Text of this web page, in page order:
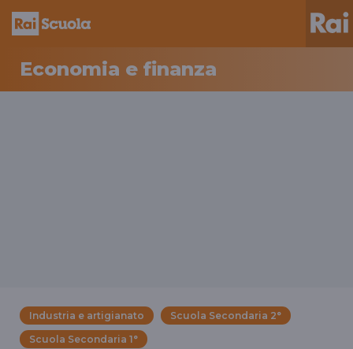
Economia e finanza
Industria e artigianato
Scuola Secondaria 2°
Scuola Secondaria 1°